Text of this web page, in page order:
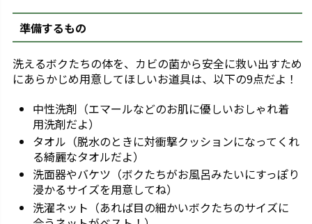
準備するもの
洗えるボクたちの体を、カビの菌から安全に救い出すため
にあらかじめ用意してほしいお道具は、以下の9点だよ！
中性洗剤（エマールなどのお肌に優しいおしゃれ着
用洗剤だよ）
タオル（脱水のときに対衝撃クッションになってくれ
る綺麗なタオルだよ）
洗面器やバケツ（ボクたちがお風呂みたいにすっぽり
浸かるサイズを用意してね）
洗濯ネット（あれば目の細かいボクたちのサイズに